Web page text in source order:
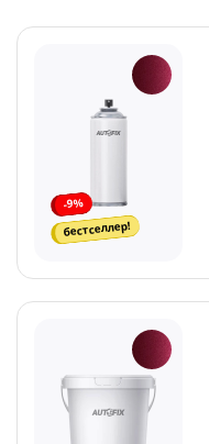
-9%
бестселлер!